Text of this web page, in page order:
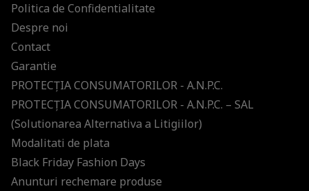
Politica de Confidentialitate
Despre noi
Contact
Garantie
PROTECŢIA CONSUMATORILOR - A.N.P.C.
PROTECŢIA CONSUMATORILOR - A.N.P.C. – SAL
(Solutionarea Alternativa a Litigiilor)
Modalitati de plata
Black Friday Fashion Days
Anunturi rechemare produse